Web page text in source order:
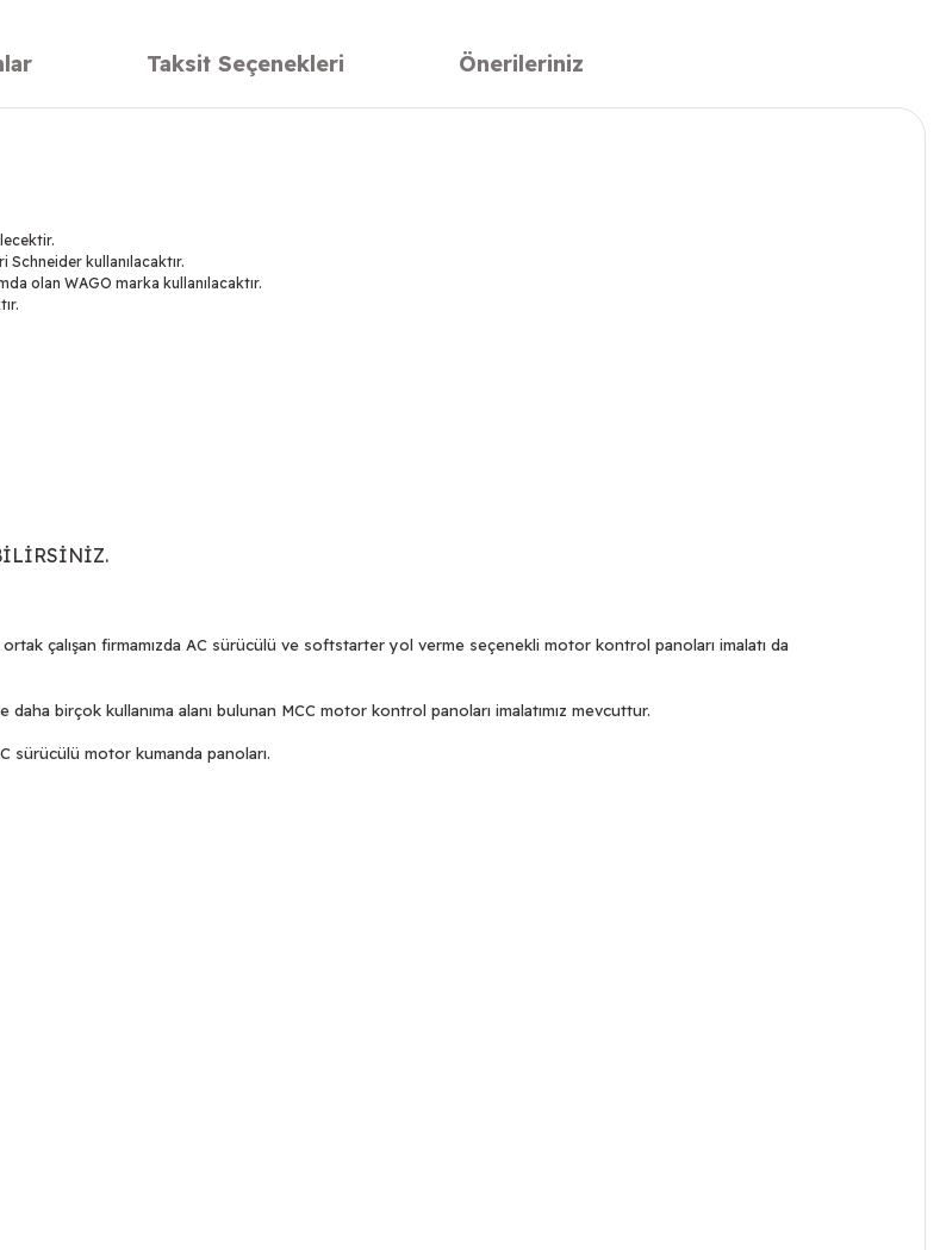
Taksit Seçenekleri Önerileriniz
kullanılacaktır.
olan WAGO marka kullanılacaktır.
çalışan firmamızda AC sürücülü ve softstarter yol verme seçenekli motor kontrol panoları imalatı da
birçok kullanıma alanı bulunan MCC motor kontrol panoları imalatımız mevcuttur.
sürücülü motor kumanda panoları.